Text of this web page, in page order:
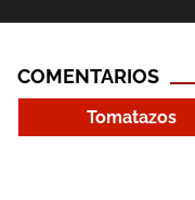
COMENTARIOS
Tomatazos